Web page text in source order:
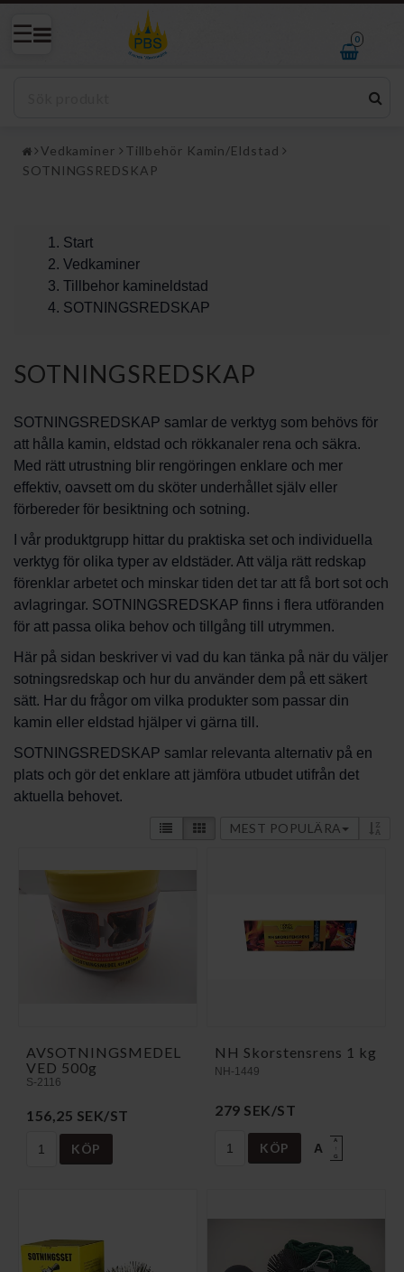
0
Vedkaminer
Tillbehör Kamin/Eldstad
SOTNINGSREDSKAP
Start
Vedkaminer
Tillbehor kamineldstad
SOTNINGSREDSKAP
SOTNINGSREDSKAP
SOTNINGSREDSKAP samlar de verktyg som behövs för
att hålla kamin, eldstad och rökkanaler rena och säkra.
Med rätt utrustning blir rengöringen enklare och mer
effektiv, oavsett om du sköter underhållet själv eller
förbereder för besiktning och sotning.
I vår produktgrupp hittar du praktiska set och individuella
verktyg för olika typer av eldstäder. Att välja rätt redskap
förenklar arbetet och minskar tiden det tar att få bort sot och
avlagringar. SOTNINGSREDSKAP finns i flera utföranden
för att passa olika behov och tillgång till utrymmen.
Här på sidan beskriver vi vad du kan tänka på när du väljer
sotningsredskap och hur du använder dem på ett säkert
sätt. Har du frågor om vilka produkter som passar din
kamin eller eldstad hjälper vi gärna till.
SOTNINGSREDSKAP samlar relevanta alternativ på en
plats och gör det enklare att jämföra utbudet utifrån det
aktuella behovet.
MEST POPULÄRA
AVSOTNINGSMEDEL
VED 500g
S-2116
156,25 SEK/ST
KÖP
NH Skorstensrens 1 kg
NH-1449
279 SEK/ST
KÖP A
A
G